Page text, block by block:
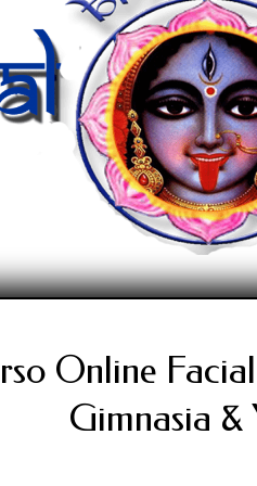
Online
Gimnasia &